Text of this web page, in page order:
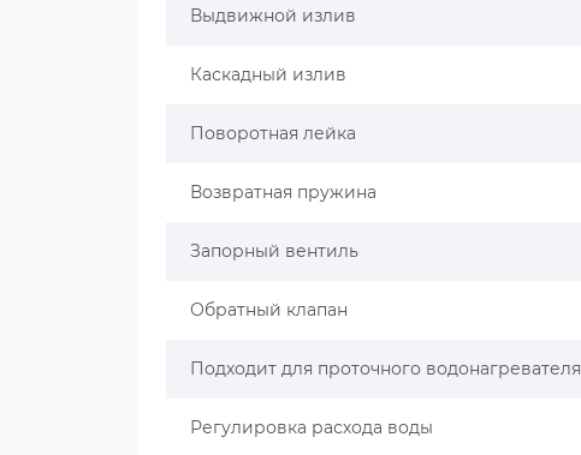
Выдвижной излив
Каскадный излив
Поворотная лейка
Возвратная пружина
Запорный вентиль
Обратный клапан
Подходит для проточного водонагревателя
Регулировка расхода воды